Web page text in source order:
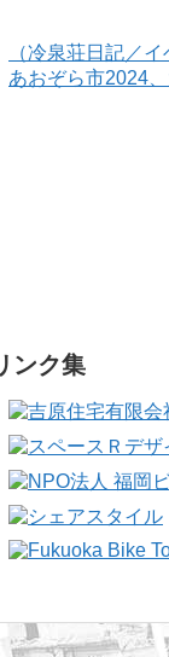
（冷泉荘日記／
あおぞら市2024
ンク集